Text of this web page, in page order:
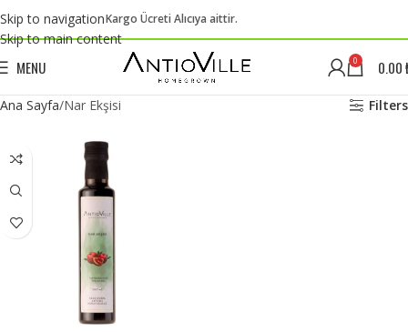
Skip to navigation
Skip to main content
Kargo Ücreti Alıcıya aittir.
MENU 0 0.00
Ana Sayfa Nar Ekşisi Filters